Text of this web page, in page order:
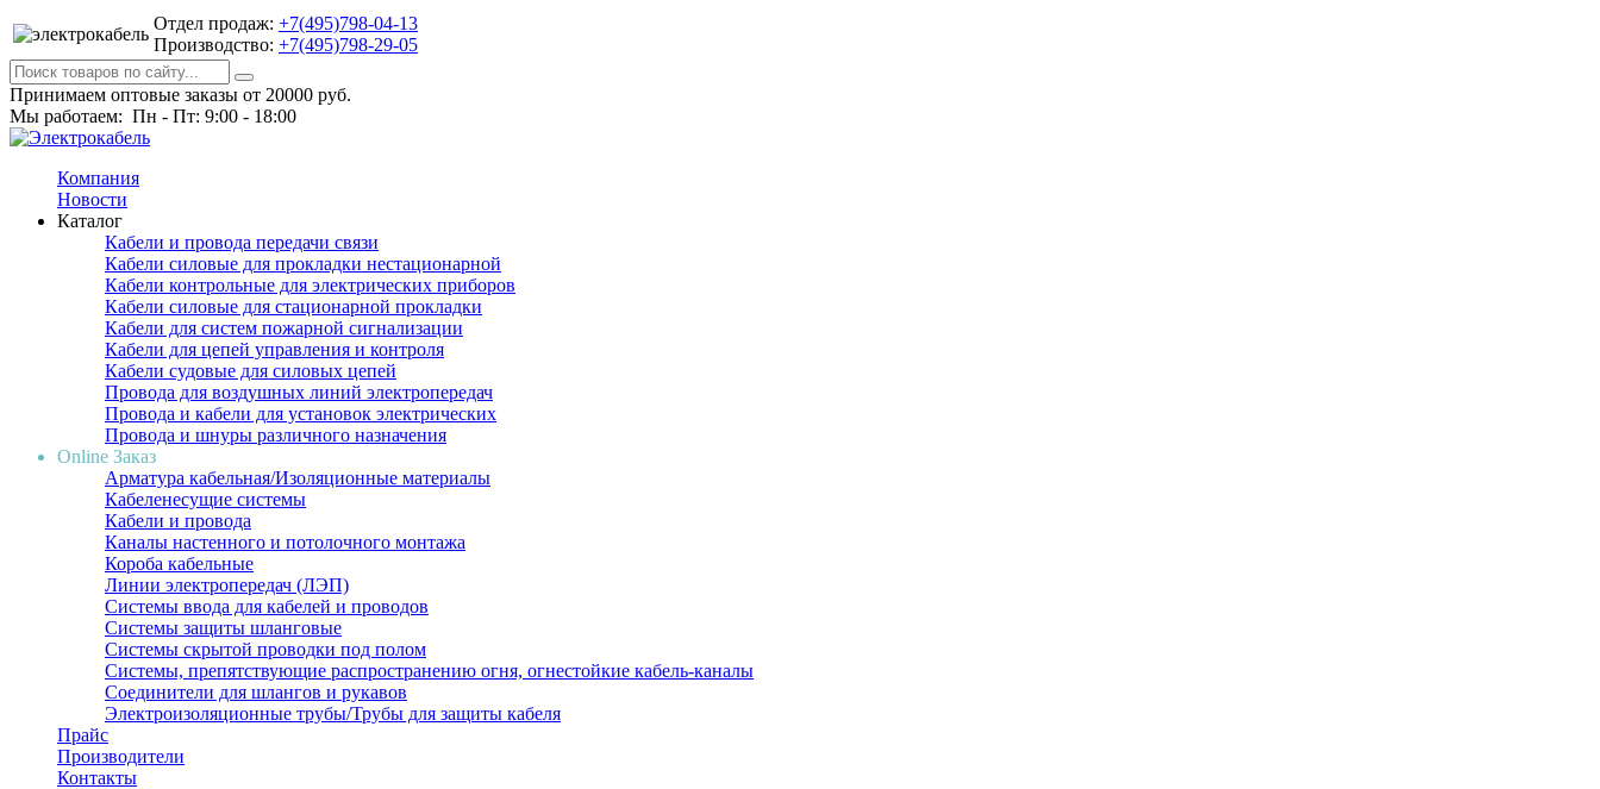
Отдел продаж: +7(495)798-04-13
Производство: +7(495)798-29-05
Принимаем оптовые заказы от 20000 руб.
Мы работаем: Пн - Пт: 9:00 - 18:00
Компания
Новости
Каталог
Кабели и провода передачи связи
Кабели силовые для прокладки нестационарной
Кабели контрольные для электрических приборов
Кабели силовые для стационарной прокладки
Кабели для систем пожарной сигнализации
Кабели для цепей управления и контроля
Кабели судовые для силовых цепей
Провода для воздушных линий электропередач
Провода и кабели для установок электрических
Провода и шнуры различного назначения
Online Заказ
Арматура кабельная/Изоляционные материалы
Кабеленесущие системы
Кабели и провода
Каналы настенного и потолочного монтажа
Короба кабельные
Линии электропередач (ЛЭП)
Системы ввода для кабелей и проводов
Системы защиты шланговые
Системы скрытой проводки под полом
Системы, препятствующие распространению огня, огнестойкие кабель-каналы
Соединители для шлангов и рукавов
Электроизоляционные трубы/Трубы для защиты кабеля
Прайс
Производители
Контакты